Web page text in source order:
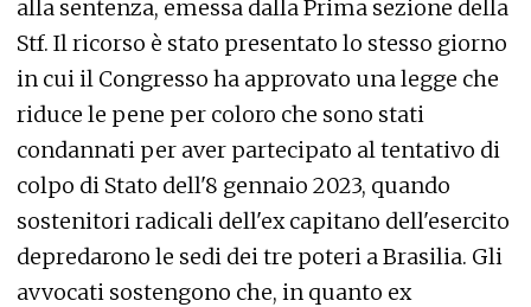
alla sentenza, emessa dalla Prima sezione della
Stf. Il ricorso è stato presentato lo stesso giorno
in cui il Congresso ha approvato una legge che
riduce le pene per coloro che sono stati
condannati per aver partecipato al tentativo di
colpo di Stato dell'8 gennaio 2023, quando
sostenitori radicali dell'ex capitano dell'esercito
depredarono le sedi dei tre poteri a Brasilia. Gli
avvocati sostengono che, in quanto ex